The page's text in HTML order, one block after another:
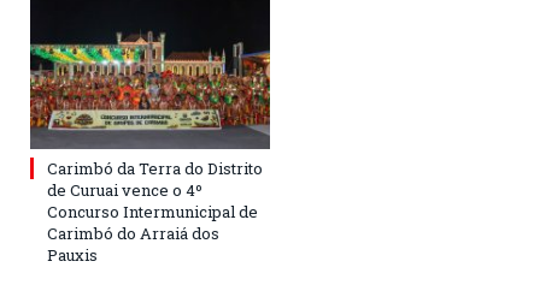
Carimbó da Terra do Distrito
de Curuai vence o 4º
Concurso Intermunicipal de
Carimbó do Arraiá dos
Pauxis